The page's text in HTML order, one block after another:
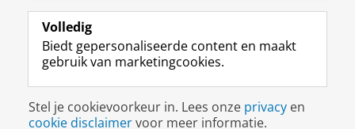
o
p
a
i
n
a
I
-
p
g
i
n
e
R
k
s
u
r
m
c
c
o
e
k
a
a
Alumni
Over ons
Disclaimer & Copyright
Inloggen
Volledig
Biedt gepersonaliseerde content en maakt
gebruik van marketingcookies.
Stel je cookievoorkeur in. Lees onze privacy en
cookie disclaimervoor meer informatie.